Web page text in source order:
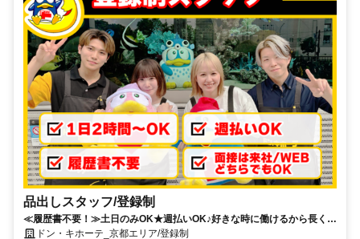
品出しスタッフ/登録制
≪履歴書不要！≫土日のみOK★週払いOK♪好きな時に働けるから長く続
けられる◎登録制スタッフ☆
ドン・キホーテ_京都エリア/登録制